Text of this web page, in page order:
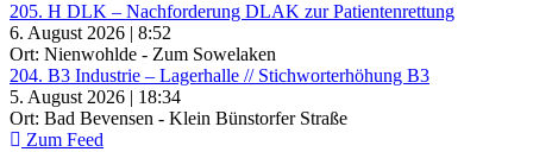
205. H DLK – Nachforderung DLAK zur Patientenrettung
6. August 2026 | 8:52
Ort: Nienwohlde - Zum Sowelaken
204. B3 Industrie – Lagerhalle // Stichworterhöhung B3
5. August 2026 | 18:34
Ort: Bad Bevensen - Klein Bünstorfer Straße
Zum Feed